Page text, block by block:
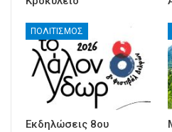
ΠΟΛΙΤΙΣΜΟΣ
Εκδηλώσεις 8ου